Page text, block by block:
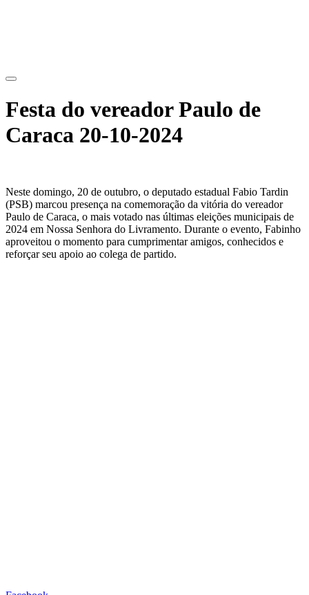
Festa do vereador Paulo de
Caraca 20-10-2024
Neste domingo, 20 de outubro, o deputado estadual Fabio Tardin
(PSB) marcou presença na comemoração da vitória do vereador
Paulo de Caraca, o mais votado nas últimas eleições municipais de
2024 em Nossa Senhora do Livramento. Durante o evento, Fabinho
aproveitou o momento para cumprimentar amigos, conhecidos e
reforçar seu apoio ao colega de partido.